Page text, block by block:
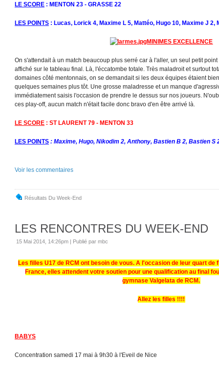
LE SCORE : MENTON 23 - GRASSE 22
LES POINTS : Lucas, Lorick 4, Maxime L 5, Mattéo, Hugo 10, Maxime J 2,
MINIMES EXCELLENCE
On s'attendait à un match beaucoup plus serré car à l'aller, un seul petit
affiché sur le tableau final. Là, l'éccatombe totale. Très maladroit et surtout
domaines côté mentonnais, on se demandait si les deux équipes étaient
quelques semaines plus tôt. Une grosse maladresse et un manque
immédiatement saisis l'occasion de prendre le dessus sur nos joueurs.
ces play-off, aucun match n'était facile donc bravo d'en être arrivé là.
LE SCORE : ST LAURENT 79 - MENTON 33
LES POINTS : Maxime, Hugo, Nikodim 2, Anthony, Bastien B 2, Bastien S
Voir les commentaires
Résultats Du Week-End
LES RENCONTRES DU WEEK-END
15 Mai 2014, 14:26pm | Publié par mbc
Les filles U17 de RCM ont besoin de vous. A l'occasion de leur quart de
France, elles attendent votre soutien pour une qualification au final
gymnase Valgelata de RCM.
Allez les filles !!!!
BABYS
Concentration samedi 17 mai à 9h30 à l'Eveil de Nice